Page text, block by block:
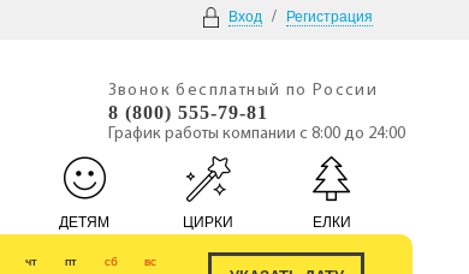
Вход / Регистрация
Звонок бесплатный по России
8 (800) 555-79-81
График работы компании с 8:00 до 24:00
ДЕТЯМ ЦИРКИ ЕЛКИ
чт пт сб вс